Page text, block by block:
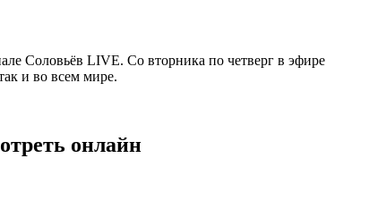
Соловьёв LIVE. Со вторника по четверг в эфире
и во всем мире.
онлайн